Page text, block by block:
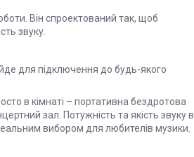
Він спроектований так, щоб
звуку.
для підключення до будь-якого
в кімнаті – портативна бездротова
зал. Потужність та якість звуку в
вибором для любителів музики.